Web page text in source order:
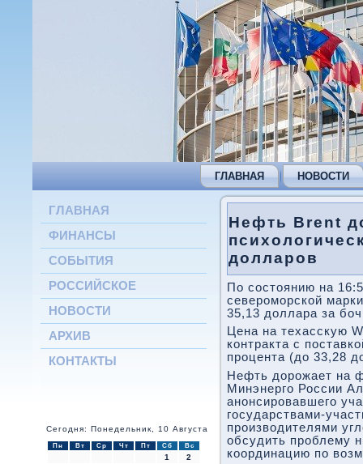
ГЛАВНАЯ НОВОСТИ
ГЛАВНАЯ
ФИНАНСЫ
СОБЫТИЯ
РОССИЙСКОЕ
НОВОСТИ
АРХИВ
КОНТАКТЫ
Сегодня: Понедельник, 10 Августа
Пн Вт Ср Чт Пт Сб Вс
1
2
Нефть Brent
долларов
По состоянию на
североморской
35,13 доллара за
Цена на техасскую
контракта с
процента (до 33,28
Нефть дорожает на
Минэнерго России
анонсировавшего
государствами-
производителями
обсудить проблему
координацию по